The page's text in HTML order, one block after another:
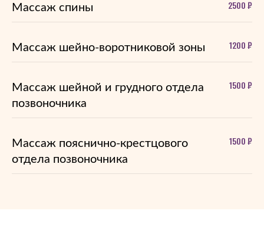
Массаж спины 2500 ₽
Массаж шейно-воротниковой зоны 1200 ₽
Массаж шейной и грудного отдела
позвоночника
1500 ₽
Массаж пояснично-крестцового
отдела позвоночника
1500 ₽